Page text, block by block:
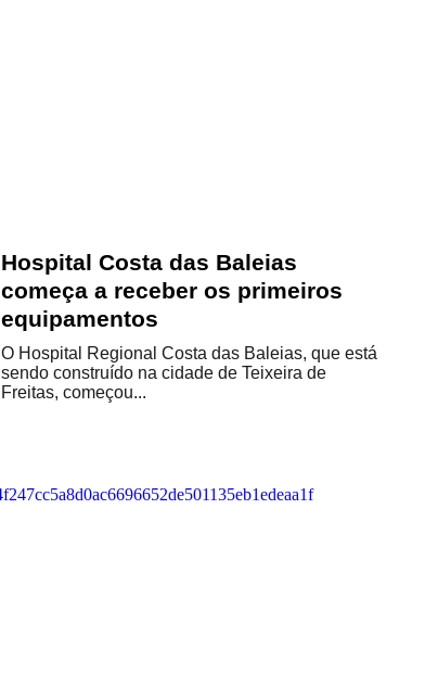
Hospital Costa das Baleias
começa a receber os primeiros
equipamentos
O Hospital Regional Costa das Baleias, que está
sendo construído na cidade de Teixeira de
Freitas, começou...